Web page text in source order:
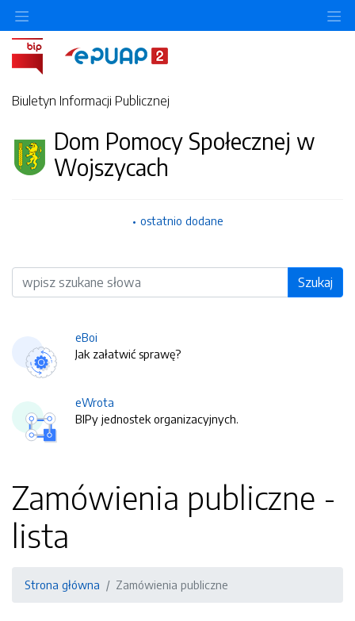
Biuletyn Informacji Publicznej
Dom Pomocy Społecznej w
Wojszycach
ostatnio dodane
Wyszukiwarka Szukaj
eBoi
Jak załatwić sprawę?
eWrota
BIPy jednostek organizacyjnych.
Zamówienia publiczne -
lista
Strona główna Zamówienia publiczne